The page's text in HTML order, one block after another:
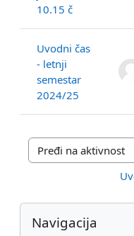
10.15 č
Uvodni čas
- letnji
semestar
2024/25
Pređi na aktivnost
Blokovi
Preskoči Navigacija
Navigacija